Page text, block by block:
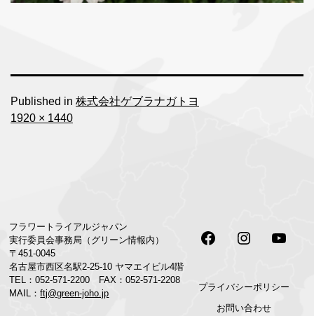
Published in 株式会社ゲブラナガトヨ
Full
1920 × 1440
フラワートライアルジャパン
実行委員会事務局（グリーン情報内）
〒451-0045
名古屋市西区名駅2-25-10 ヤマエイビル4階
TEL：052-571-2200 FAX：052-571-2208
MAIL：ftj@green-joho.jp
Facebook Instagram
プライバシーポリシー
お問い合わせ